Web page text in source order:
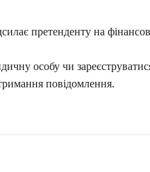
претенденту на
особу чи
повідомлення.